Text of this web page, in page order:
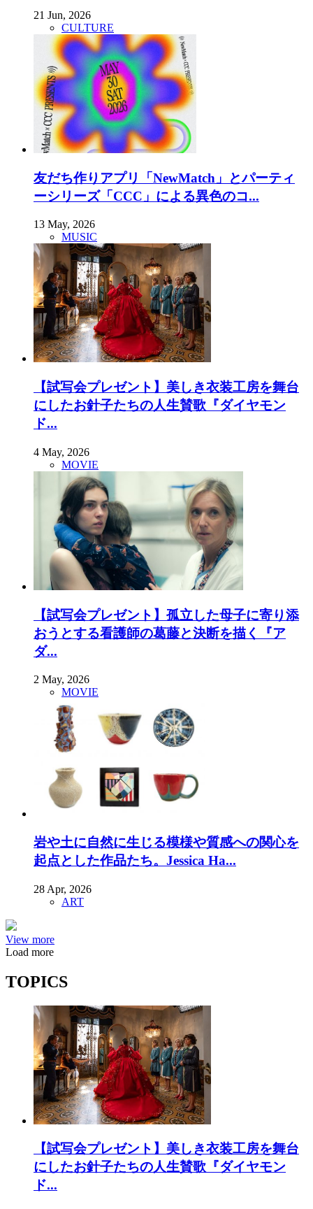
21 Jun, 2026
CULTURE
友だち作りアプリ「NewMatch」とパーティ
ーシリーズ「CCC」による異色のコ...
13 May, 2026
MUSIC
【試写会プレゼント】美しき衣装工房を舞台
にしたお針子たちの人生賛歌『ダイヤモン
ド...
4 May, 2026
MOVIE
【試写会プレゼント】孤立した母子に寄り添
おうとする看護師の葛藤と決断を描く『ア
ダ...
2 May, 2026
MOVIE
岩や土に自然に生じる模様や質感への関心を
起点とした作品たち。Jessica Ha...
28 Apr, 2026
ART
View more
Load more
TOPICS
【試写会プレゼント】美しき衣装工房を舞台
にしたお針子たちの人生賛歌『ダイヤモン
ド...